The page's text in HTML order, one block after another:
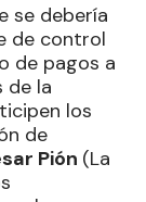
se debería
de control
de pagos a
de la
los
de
Pión (La